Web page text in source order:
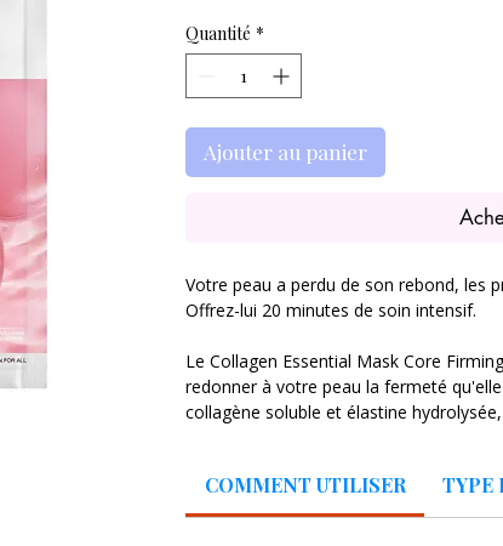
Quantité *
Ajouter au panier
Votre peau a perdu de son rebond, les
Offrez-lui 20 minutes de soin intensif.
Le Collagen Essential Mask Core
redonner à votre peau la fermeté
collagène soluble et élastine
plus ferme et repulpée dès la
immédiat grâce à l'élastine hydrolysée
COMMENT UTILISER TYPE